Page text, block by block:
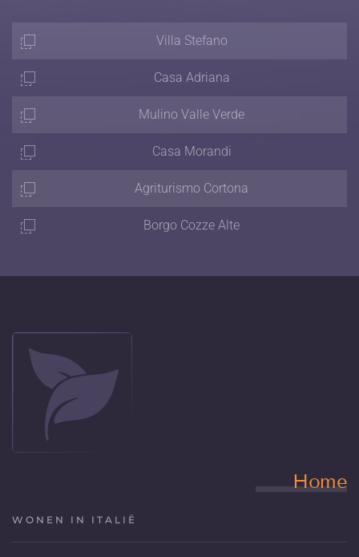
Villa Stefano
Casa Adriana
Mulino Valle Verde
Casa Morandi
Agriturismo Cortona
Borgo Cozze Alte
Home
WONEN IN ITALIË